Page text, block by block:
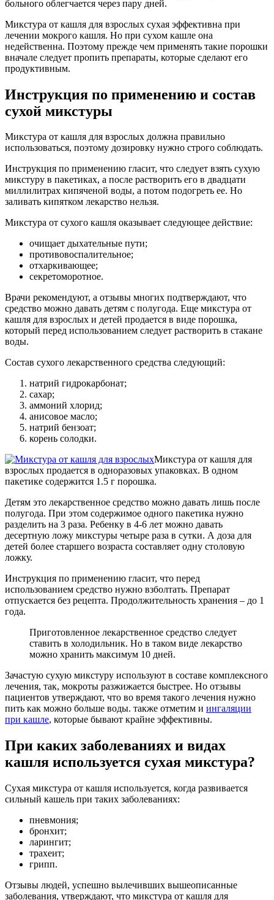
больного облегчается через пару дней.
Микстура от кашля для взрослых сухая эффективна при
лечении мокрого кашля. Но при сухом кашле она
недейственна. Поэтому прежде чем применять такие порошки
вначале следует пропить препараты, которые сделают его
продуктивным.
Инструкция по применению и состав
сухой микстуры
Микстура от кашля для взрослых должна правильно
использоваться, поэтому дозировку нужно строго соблюдать.
Инструкция по применению гласит, что следует взять сухую
микстуру в пакетиках, а после растворить его в двадцати
миллилитрах кипяченой воды, а потом подогреть ее. Но
заливать кипятком лекарство нельзя.
Микстура от сухого кашля оказывает следующее действие:
очищает дыхательные пути;
противовоспалительное;
отхаркивающее;
секретоморотное.
Врачи рекомендуют, а отзывы многих подтверждают, что
средство можно давать детям с полугода. Еще микстура от
кашля для взрослых и детей продается в виде порошка,
который перед использованием следует растворить в стакане
воды.
Состав сухого лекарственного средства следующий:
натрий гидрокарбонат;
сахар;
аммоний хлорид;
анисовое масло;
натрий бензоат;
корень солодки.
Микстура от кашля для
взрослых продается в одноразовых упаковках. В одном
пакетике содержится 1.5 г порошка.
Детям это лекарственное средство можно давать лишь после
полугода. При этом содержимое одного пакетика нужно
разделить на 3 раза. Ребенку в 4-6 лет можно давать
десертную ложу микстуры четыре раза в сутки. А доза для
детей более старшего возраста составляет одну столовую
ложку.
Инструкция по применению гласит, что перед
использованием средство нужно взболтать. Препарат
отпускается без рецепта. Продолжительность хранения – до 1
года.
Приготовленное лекарственное средство следует
ставить в холодильник. Но в таком виде лекарство
можно хранить максимум 10 дней.
Зачастую сухую микстуру используют в составе комплексного
лечения, так, мокроты разжижается быстрее. Но отзывы
пациентов утверждают, что во время такого лечения нужно
пить как можно больше воды. также отметим и ингаляции
при кашле, которые бывают крайне эффективны.
При каких заболеваниях и видах
кашля используется сухая микстура?
Сухая микстура от кашля используется, когда развивается
сильный кашель при таких заболеваниях:
пневмония;
бронхит;
ларингит;
трахеит;
грипп.
Отзывы людей, успешно вылечивших вышеописанные
заболевания, утверждают, что микстура от кашля для